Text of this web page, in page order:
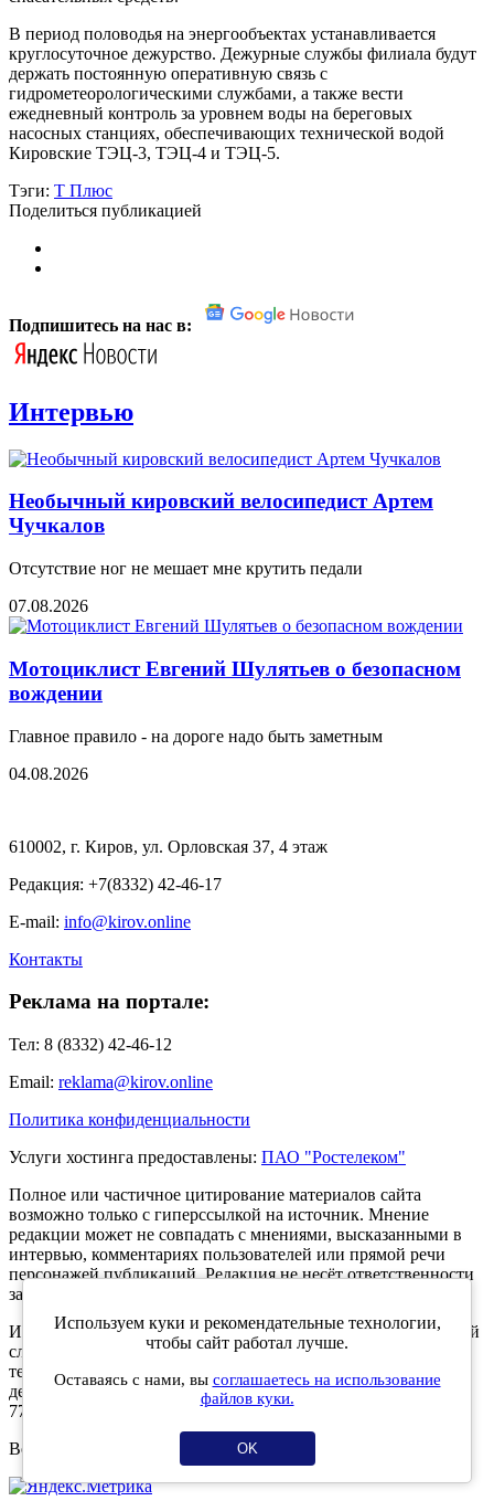
В период половодья на энергообъектах устанавливается
круглосуточное дежурство. Дежурные службы филиала будут
держать постоянную оперативную связь с
гидрометеорологическими службами, а также вести
ежедневный контроль за уровнем воды на береговых
насосных станциях, обеспечивающих технической водой
Кировские ТЭЦ-3, ТЭЦ-4 и ТЭЦ-5.
Тэги: Т Плюс
Поделиться публикацией
Подпишитесь на нас в:
Интервью
Необычный кировский велосипедист Артем
Чучкалов
Отсутствие ног не мешает мне крутить педали
07.08.2026
Мотоциклист Евгений Шулятьев о безопасном
вождении
Главное правило - на дороге надо быть заметным
04.08.2026
610002, г. Киров, ул. Орловская 37, 4 этаж
Редакция: +7(8332) 42-46-17
E-mail: info@kirov.online
Контакты
Реклама на портале:
Тел: 8 (8332) 42-46-12
Email: reklama@kirov.online
Политика конфиденциальности
Услуги хостинга предоставлены: ПАО "Ростелеком"
Полное или частичное цитирование материалов сайта
возможно только с гиперссылкой на источник. Мнение
редакции может не совпадать с мнениями, высказанными в
интервью, комментариях пользователей или прямой речи
персонажей публикаций. Редакция не несёт ответственности
за текст комментариев читателей.
Интернет-портал Kirov.online зарегистрирован в Федеральной
службе по надзору в сфере связи, информационных
технологий и массовых коммуникаций (Роскомнадзор) 5
декабря 2019 года. Регистрационный номер ЭЛ № ФС 77 -
77189.
Возрастное ограничение 12+
Используем куки и рекомендательные технологии,
чтобы сайт работал лучше.
Оставаясь с нами, вы соглашаетесь на использование
файлов куки.
OK